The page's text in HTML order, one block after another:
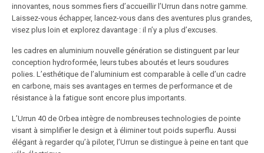
innovantes, nous sommes fiers d’accueillir l’Urrun dans notre gamme.
Laissez-vous échapper, lancez-vous dans des aventures plus grandes,
visez plus loin et explorez davantage : il n’y a plus d’excuses.
les cadres en aluminium nouvelle génération se distinguent par leur
conception hydroformée, leurs tubes aboutés et leurs soudures
polies. L’esthétique de l’aluminium est comparable à celle d’un cadre
en carbone, mais ses avantages en termes de performance et de
résistance à la fatigue sont encore plus importants.
L’Urrun 40 de Orbea intègre de nombreuses technologies de pointe
visant à simplifier le design et à éliminer tout poids superflu. Aussi
élégant à regarder qu’à piloter, l’Urrun se distingue à peine en tant que